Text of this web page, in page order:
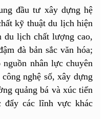
đầu tư xây dựng hệ
kỹ thuật du lịch hiện
du lịch chất lượng cao,
đà bản sắc văn hóa;
nhân lực chuyên
nghệ số, xây dựng
quảng bá và xúc tiến
đẩy các lĩnh vực khác